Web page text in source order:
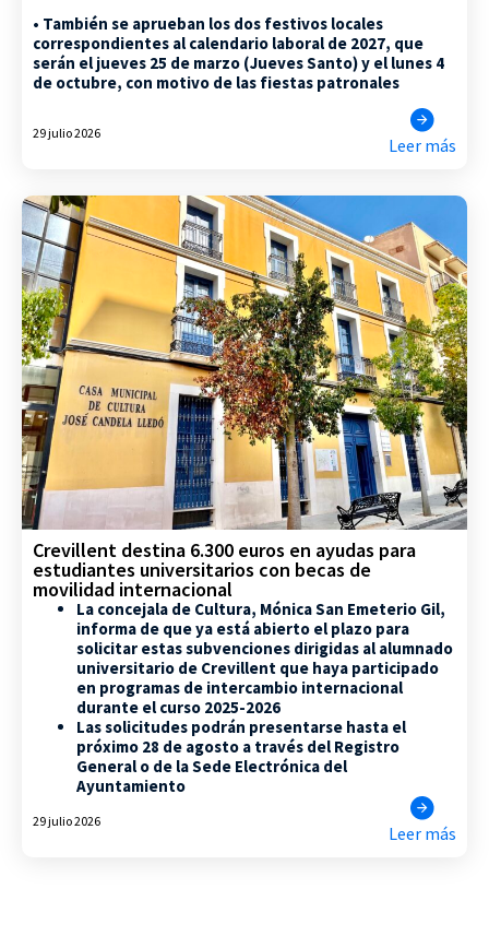
• También se aprueban los dos festivos locales
correspondientes al calendario laboral de 2027, que
serán el jueves 25 de marzo (Jueves Santo) y el lunes 4
de octubre, con motivo de las fiestas patronales
29 julio 2026
Leer más
Crevillent destina 6.300 euros en ayudas para
estudiantes universitarios con becas de
movilidad internacional
La concejala de Cultura, Mónica San Emeterio Gil,
informa de que ya está abierto el plazo para
solicitar estas subvenciones dirigidas al alumnado
universitario de Crevillent que haya participado
en programas de intercambio internacional
durante el curso 2025-2026
Las solicitudes podrán presentarse hasta el
próximo 28 de agosto a través del Registro
General o de la Sede Electrónica del
Ayuntamiento
29 julio 2026
Leer más